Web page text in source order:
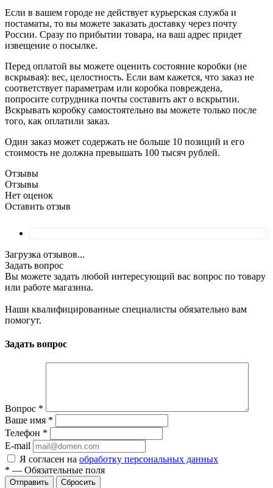
Если в вашем городе не действует курьерская служба и
постаматы, то вы можете заказать доставку через почту
России. Сразу по прибытии товара, на ваш адрес придет
извещение о посылке.
Перед оплатой вы можете оценить состояние коробки (не
вскрывая): вес, целостность. Если вам кажется, что заказ не
соответствует параметрам или коробка повреждена,
попросите сотрудника почты составить акт о вскрытии.
Вскрывать коробку самостоятельно вы можете только после
того, как оплатили заказ.
Один заказ может содержать не больше 10 позиций и его
стоимость не должна превышать 100 тысяч рублей.
Отзывы
Отзывы
Нет оценок
Оставить отзыв
Загрузка отзывов...
Задать вопрос
Вы можете задать любой интересующий вас вопрос по товару
или работе магазина.
Наши квалифицированные специалисты обязательно вам
помогут.
Задать вопрос
Вопрос *
Ваше имя *
Телефон *
E-mail
Я согласен на обработку персональных данных
* — Обязательные поля
Отправить Сбросить